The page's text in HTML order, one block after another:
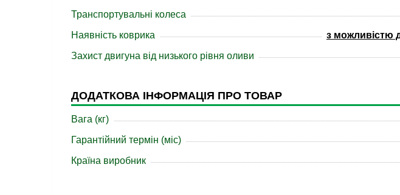
Транспортувальні колеса
Наявність коврика
з можливістю
Захист двигуна від низького рівня оливи
ДОДАТКОВА ІНФОРМАЦІЯ ПРО ТОВАР
Вага (кг)
Гарантійний термін (міс)
Країна виробник